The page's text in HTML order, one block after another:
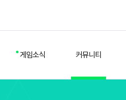
게임소식 커뮤니티